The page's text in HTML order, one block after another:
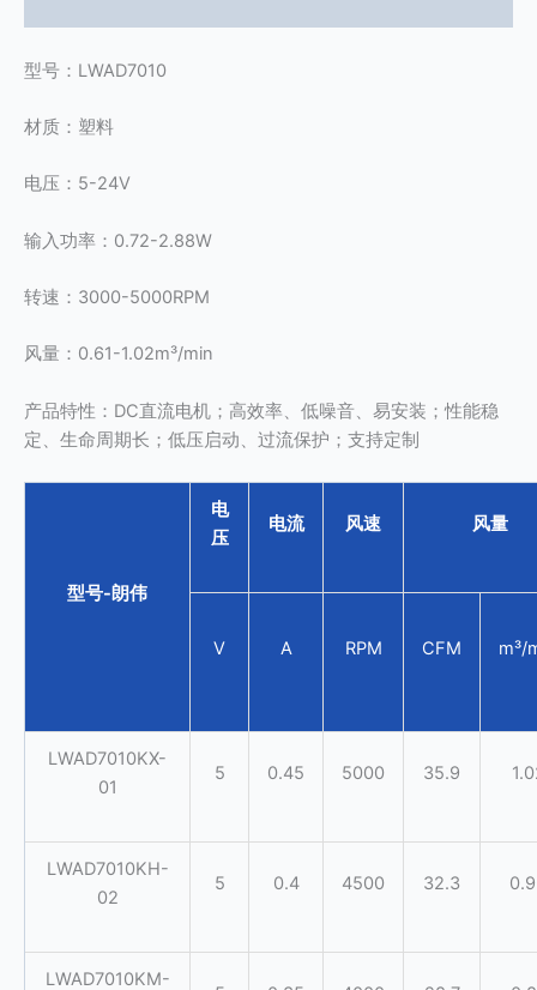
型号：LWAD7010
材质：塑料
电压：5-24V
输入功率：0.72-2.88W
转速：3000-5000RPM
风量：0.61-1.02m³/min
产品特性：DC直流电机；高效率、低噪音、易安装；性能稳
定、生命周期长；低压启动、过流保护；支持定制
型号-朗伟
电
压
电流 风速 风量
V A RPM CFM m³/
LWAD7010KX-
01
5 0.45 5000 35.9
LWAD7010KH-
02
5 0.4 4500 32.3
LWAD7010KM-